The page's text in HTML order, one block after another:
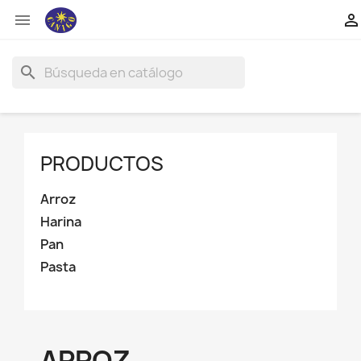
 
search
PRODUCTOS
Arroz
Harina
Pan
Pasta